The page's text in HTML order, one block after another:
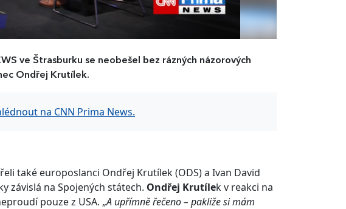
ve Štrasburku se neobešel bez rázných názorových
Ondřej Krutílek.
na CNN Prima News.
také europoslanci Ondřej Krutílek (ODS) a Ivan David
závislá na Spojených státech. Ondřej Krutílek v reakci na
pouze z USA. „A upřímně řečeno – pakliže si mám